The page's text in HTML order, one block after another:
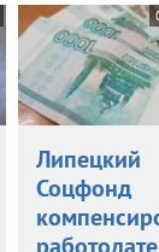
Липецкий
Соцфонд